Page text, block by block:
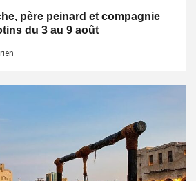
père peinard et compagnie
du 3 au 9 août